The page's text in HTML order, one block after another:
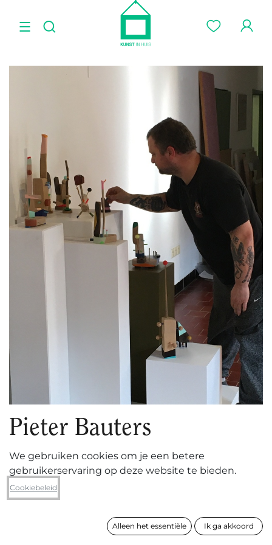
Pieter Bauters
1975 ° - Gent
We gebruiken cookies om je een betere
gebruikerservaring op deze website te bieden.
Cookiebeleid
Alleen het essentiële Ik ga akkoord